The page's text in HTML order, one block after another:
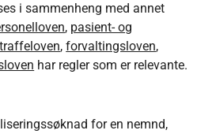
i sammenheng med annet
, pasient- og
,forvaltingsloven,
har regler som er relevante.
for en nemnd,